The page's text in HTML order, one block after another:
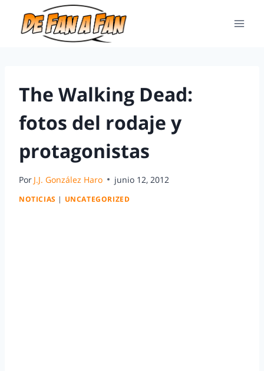
The Walking Dead:
fotos del rodaje y
protagonistas
Por J.J. González Haro junio 12, 2012
NOTICIAS | UNCATEGORIZED